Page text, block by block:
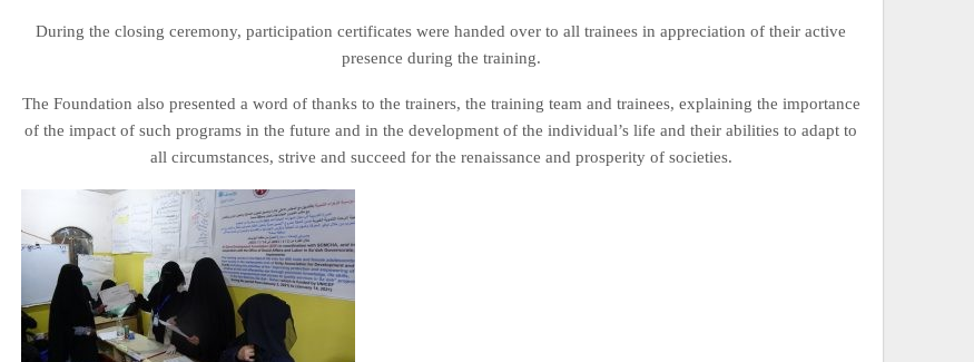
During the closing ceremony, participation certificates were handed over to all trainees in appreciation of their active
presence during the training.
The Foundation also presented a word of thanks to the trainers, the training team and trainees, explaining the importance
of the impact of such programs in the future and in the development of the individual’s life and their abilities to adapt to
all circumstances, strive and succeed for the renaissance and prosperity of societies.